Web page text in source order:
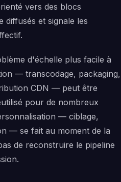
vers des blocs
diffusés et signale les
d'échelle plus facile à
— transcodage, packaging,
CDN — peut être
pour de nombreux
— ciblage,
— se fait au moment de la
de reconstruire le pipeline